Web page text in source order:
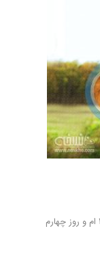
روز صد و نود و سوم بارداری – الان هفته ی 27 ام و روز چهارم